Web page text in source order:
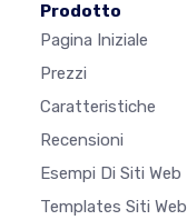
Prodotto
Pagina Iniziale
Prezzi
Caratteristiche
Recensioni
Esempi Di Siti Web
Templates Siti Web